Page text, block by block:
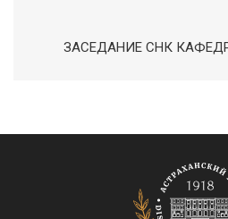
ЗАСЕДАНИЕ СНК